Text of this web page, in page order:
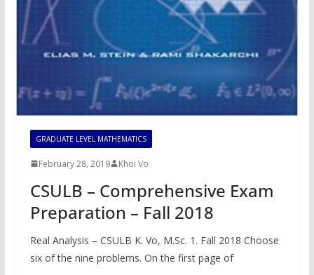
GRADUATE LEVEL MATHEMATICS
February 28, 2019 Khoi Vo
CSULB – Comprehensive Exam
Preparation – Fall 2018
Real Analysis – CSULB K. Vo, M.Sc. 1. Fall 2018 Choose
six of the nine problems. On the first page of